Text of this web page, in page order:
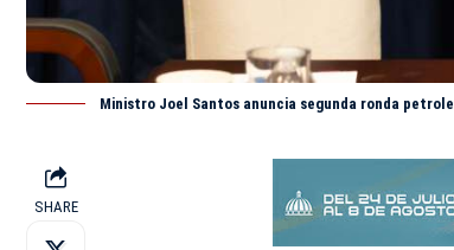
Ministro Joel Santos anuncia segunda ronda
SHARE